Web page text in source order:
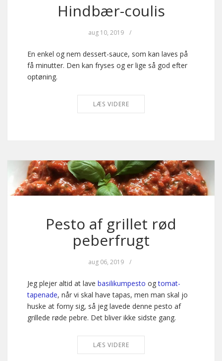
Hindbær-coulis
aug 10, 2019 /
En enkel og nem dessert-sauce, som kan laves på
få minutter. Den kan fryses og er lige så god efter
optøning.
LÆS VIDERE
Pesto af grillet rød
peberfrugt
aug 06, 2019 /
Jeg plejer altid at lave basilikumpesto ogtomat-
tapenade, når vi skal have tapas, men man skal jo
huske at forny sig, så jeg lavede denne pesto af
grillede røde pebre. Det bliver ikke sidste gang.
LÆS VIDERE